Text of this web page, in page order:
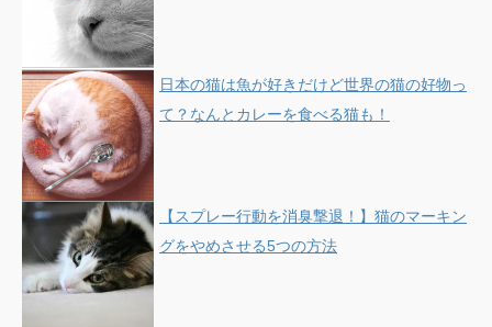
日本の猫は魚が好きだけど世界の猫の好物っ
て？なんとカレーを食べる猫も！
【スプレー行動を消臭撃退！】猫のマーキン
グをやめさせる5つの方法